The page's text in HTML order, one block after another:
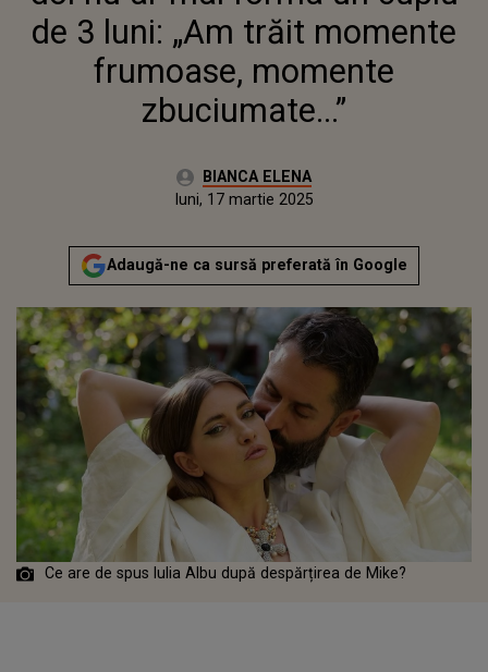
MOMENTE ZBUCIUMATE...”
de 3 luni: „Am trăit momente
frumoase, momente
zbuciumate...”
Autor:BIANCA ELENA
Actualizat:
luni, 17 martie 2025
Adaugă-ne ca sursă preferată în Google
Ce are de spus Iulia Albu după despărțirea de Mike?